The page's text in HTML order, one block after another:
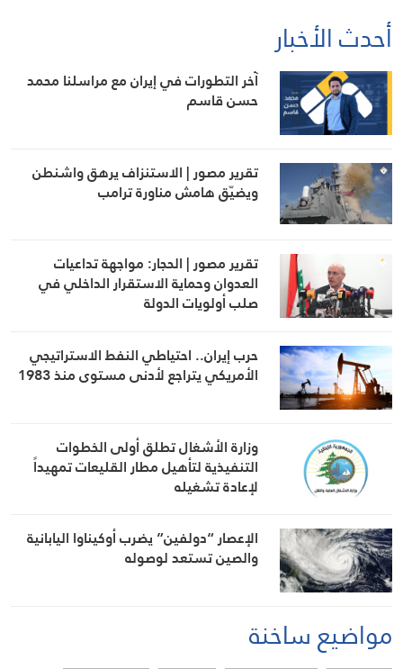
أحدث الأخبار
آخر التطورات في إيران مع مراسلنا محمد
حسن قاسم
تقرير مصور | الاستنزاف يرهق واشنطن
ويضيّق هامش مناورة ترامب
تقرير مصور | الحجار: مواجهة تداعيات
العدوان وحماية الاستقرار الداخلي في
صلب أولويات الدولة
حرب إيران.. احتياطي النفط الاستراتيجي
الأمريكي يتراجع لأدنى مستوى منذ 1983
وزارة الأشغال تطلق أولى الخطوات
التنفيذية لتأهيل مطار القليعات تمهيداً
لإعادة تشغيله
الإعصار “دولفين” يضرب أوكيناوا اليابانية
والصين تستعد لوصوله
مواضيع ساخنة